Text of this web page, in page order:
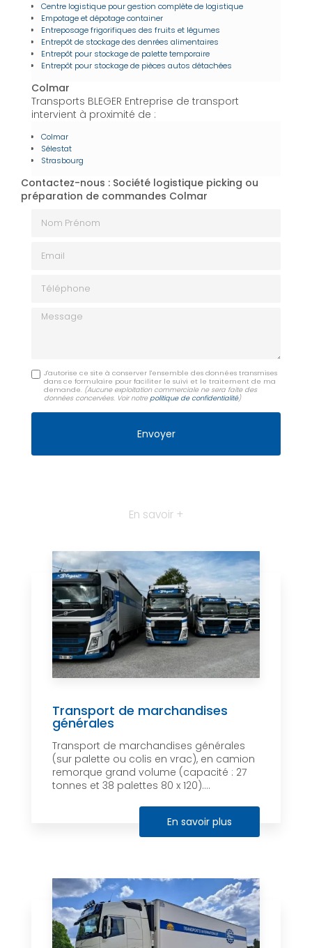
Centre logistique pour gestion complète de logistique
Empotage et dépotage container
Entreposage frigorifiques des fruits et légumes
Entrepôt de stockage des denrées alimentaires
Entrepôt pour stockage de palette temporaire
Entrepôt pour stockage de pièces autos détachées
Colmar
Transports BLEGER Entreprise de transport
intervient à proximité de :
Colmar
Sélestat
Strasbourg
Contactez-nous : Société logistique picking ou
préparation de commandes Colmar
Message
J'autorise ce site à conserver l'ensemble des données transmises
dans ce formulaire pour faciliter le suivi et le traitement de ma
demande. (Aucune exploitation commerciale ne sera faite des
données concervées. Voir notrepolitique de confidentialité)
En savoir +
Transport de marchandises
générales
Transport de marchandises générales
(sur palette ou colis en vrac), en camion
remorque grand volume (capacité : 27
tonnes et 38 palettes 80 x 120)....
En savoir plus